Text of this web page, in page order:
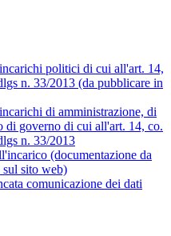
politici di cui all'art. 14,
n. 33/2013 (da pubblicare in
di amministrazione, di
di governo di cui all'art. 14, co.
n. 33/2013
(documentazione da
sul sito web)
comunicazione dei dati